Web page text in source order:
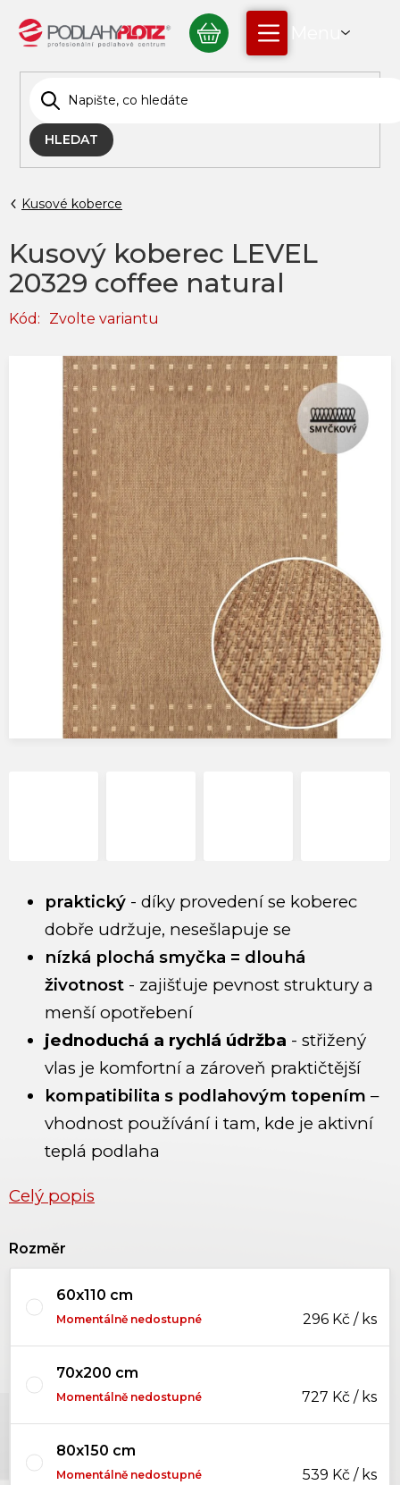
obsah
HLEDAT
NÁKUPNÍ
KOŠÍK
Kusové koberce
Kusový koberec LEVEL
20329 coffee natural
Kód: Zvolte variantu
praktický - díky provedení se koberec
dobře udržuje, nesešlapuje se
nízká plochá smyčka = dlouhá
životnost - zajišťuje pevnost struktury a
menší opotřebení
jednoduchá a rychlá údržba - střižený
vlas je komfortní a zároveň praktičtější
kompatibilita s podlahovým topením –
vhodnost používání i tam, kde je aktivní
teplá podlaha
Celý popis
Rozměr
60x110 cm
Momentálně nedostupné 296 Kč / ks
70x200 cm
Momentálně nedostupné 727 Kč / ks
80x150 cm
Momentálně nedostupné 539 Kč / ks